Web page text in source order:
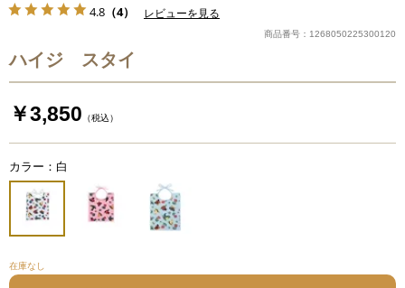
4.8 （4） レビューを見る
商品番号：1268050225300120
ハイジ スタイ
￥3,850 （税込）
カラー：白
在庫なし